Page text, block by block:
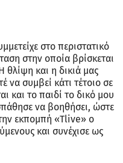
στο περιστατικό
στην οποία βρίσκεται
θλίψη και η δικιά μας
να συμβεί κάτι τέτοιο σε
και το παιδί το δικό μου
να βοηθήσει, ώστε
εκπομπή «Tlive» ο
και συνέχισε ως